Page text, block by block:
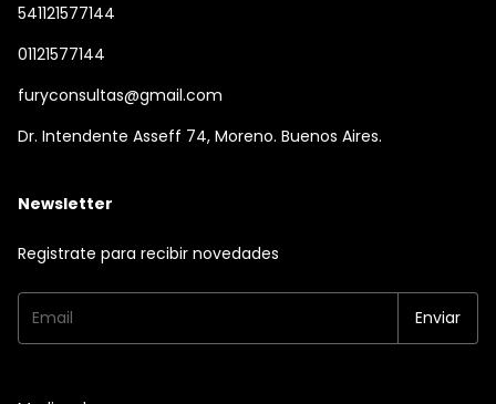
541121577144
01121577144
furyconsultas@gmail.com
Dr. Intendente Asseff 74, Moreno. Buenos Aires.
Newsletter
Registrate para recibir novedades